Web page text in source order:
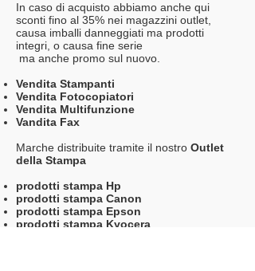
In caso di acquisto abbiamo anche qui
sconti fino al 35% nei magazzini outlet,
causa imballi danneggiati ma prodotti
integri, o causa fine serie
ma anche promo sul nuovo.
Vendita Stampanti
Vendita Fotocopiatori
Vendita Multifunzione
Vandita Fax
Marche distribuite tramite il nostro Outlet
della Stampa
prodotti stampa Hp
prodotti stampa Canon
prodotti stampa Epson
prodotti stampa Kyocera